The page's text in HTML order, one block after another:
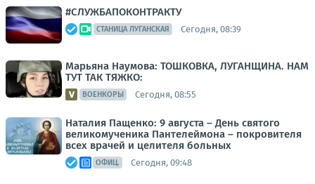
#СЛУЖБАПОКОНТРАКТУ
СТАНИЦА ЛУГАНСКАЯ Сегодня, 08:39
Марьяна Наумова: ТОШКОВКА, ЛУГАНЩИНА. НАМ
ТУТ ТАК ТЯЖКО:
ВОЕНКОРЫ Сегодня, 08:55
Наталия Пащенко: 9 августа – День святого
великомученика Пантелеймона – покровителя
всех врачей и целителя больных
ОФИЦ. Сегодня, 09:48